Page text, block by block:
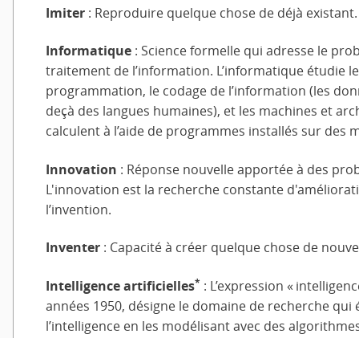
Imiter: Reproduire quelque chose de déjà existant.
Informatique: Science formelle qui adresse le
traitement de l’information. L’informatique étudie
programmation, le codage de l’information (les
deçà des langues humaines), et les machines et
calculent à l’aide de programmes installés sur des
Innovation : Réponse nouvelle apportée à des
L'innovation est la recherche constante
l’invention.
Inventer: Capacité à créer quelque chose de
Intelligence artificielles* : L’expression «
années 1950, désigne le domaine de recherche qui
l’intelligence en les modélisant avec des